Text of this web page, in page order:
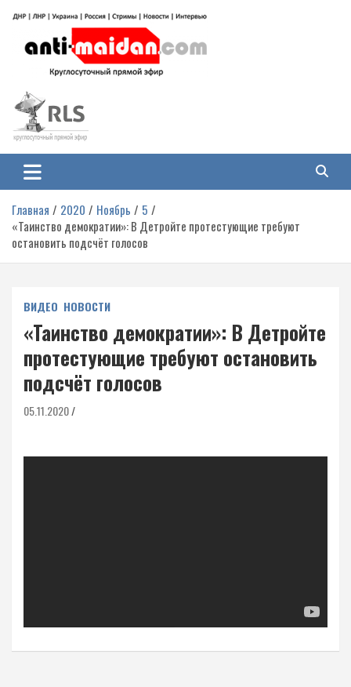
содержимому
Антимайдан: Гражданская война
на Украине
гражданской войне на Украине, включая события в Новороссии, ДНР,
ЛНР и других регионах.
Главная 2020 Ноябрь
5
«Таинство демократии»: В Детройте протестующие требуют
остановить подсчёт голосов
ВИДЕО НОВОСТИ
«Таинство демократии»: В Детройте
протестующие требуют остановить
подсчёт голосов
05.11.2020